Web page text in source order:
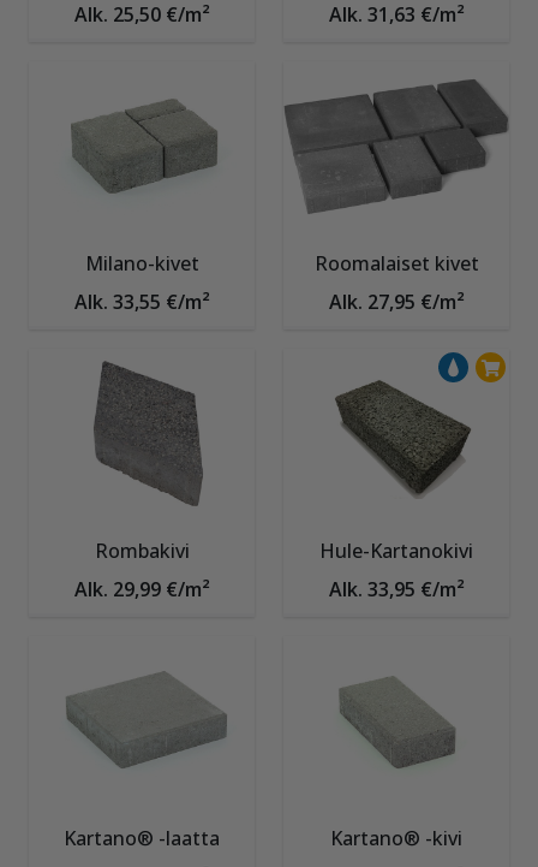
Alk. 25,50 €/m²
Alk. 31,63 €/m²
Milano-kivet
Alk. 33,55 €/m²
Roomalaiset kivet
Alk. 27,95 €/m²
Rombakivi
Alk. 29,99 €/m²
Hule-Kartanokivi
Alk. 33,95 €/m²
Kartano® -laatta
Kartano® -kivi